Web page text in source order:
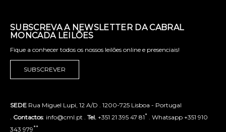
SUBSCREVA A NEWSLETTER DA CABRAL
MONCADA LEILÕES
Fique a conhecer todos os nossos leilões online e presenciais!
SUBSCREVER
SEDE Rua Miguel Lupi, 12 A/D . 1200-725 Lisboa - Portugal
Contactos: info@cml.pt . Tel. +351 21 395 47 81* . Whatsapp +351 910
343 979**